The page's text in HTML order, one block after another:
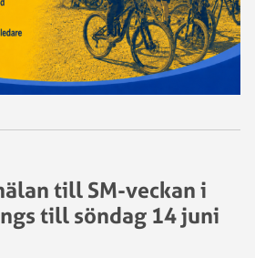
till SM-veckan i
till söndag 14 juni